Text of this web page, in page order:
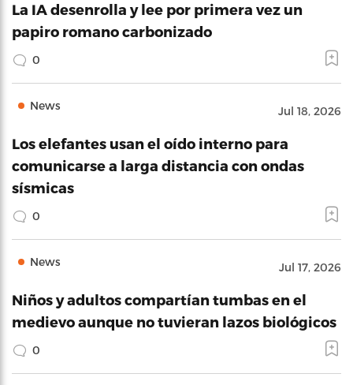
La IA desenrolla y lee por primera vez un
papiro romano carbonizado
0
News Jul 18, 2026
Los elefantes usan el oído interno para
comunicarse a larga distancia con ondas
sísmicas
0
News Jul 17, 2026
Niños y adultos compartían tumbas en el
medievo aunque no tuvieran lazos biológicos
0